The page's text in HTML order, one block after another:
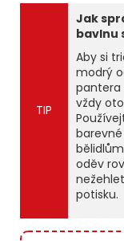
TIP
Jak
bavlnu
Aby si
modrý
pantera
vždy
oděv
potisku.